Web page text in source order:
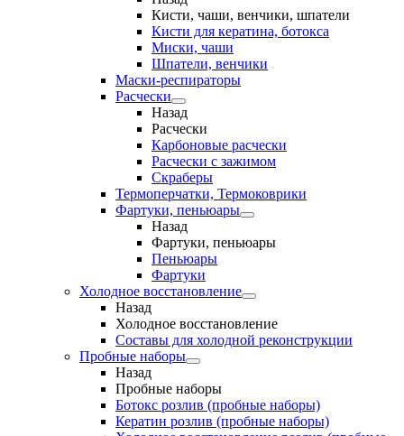
Кисти, чаши, венчики, шпатели
Кисти для кератина, ботокса
Миски, чаши
Шпатели, венчики
Маски-респираторы
Расчески
Назад
Расчески
Карбоновые расчески
Расчески с зажимом
Скраберы
Термоперчатки, Термоковрики
Фартуки, пеньюары
Назад
Фартуки, пеньюары
Пеньюары
Фартуки
Холодное восстановление
Назад
Холодное восстановление
Составы для холодной реконструкции
Пробные наборы
Назад
Пробные наборы
Ботокс розлив (пробные наборы)
Кератин розлив (пробные наборы)